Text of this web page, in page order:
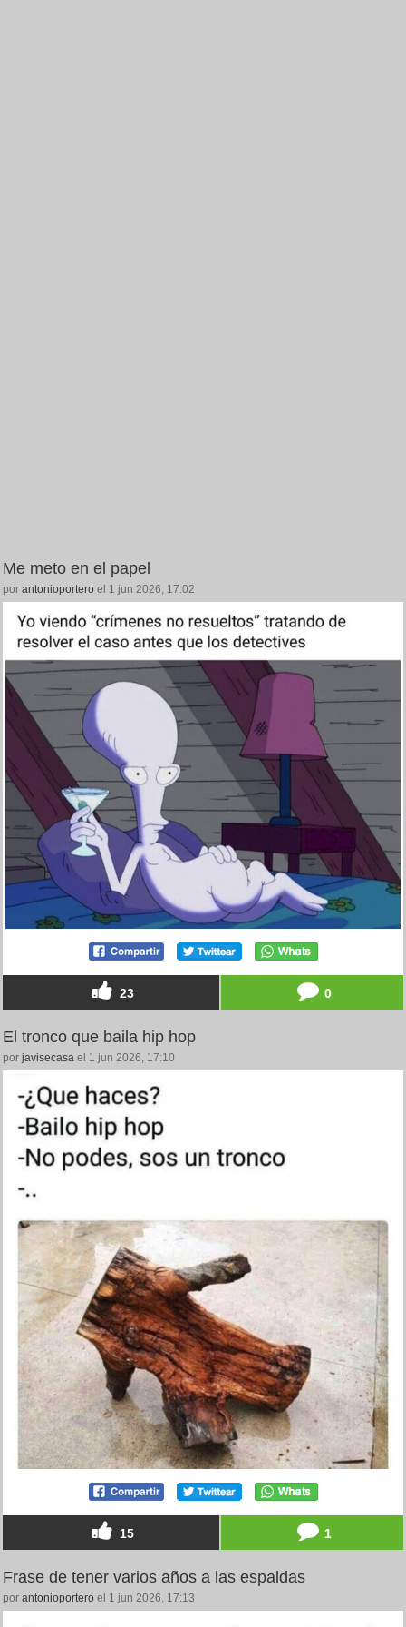
Me meto en el papel
por antonioportero el 1 jun 2026, 17:02
23 0
El tronco que baila hip hop
por javisecasa el 1 jun 2026, 17:10
15 1
Frase de tener varios años a las espaldas
por antonioportero el 1 jun 2026, 17:13